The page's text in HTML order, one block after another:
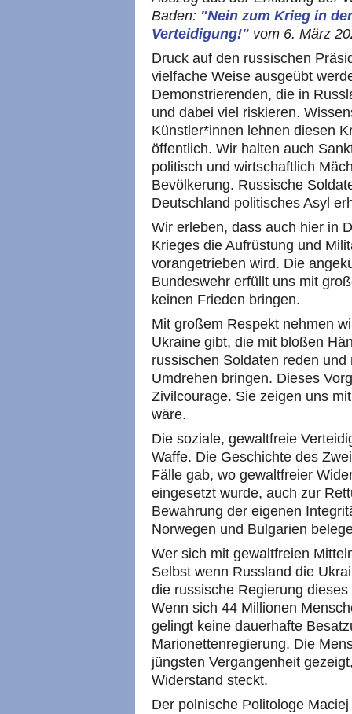
Baden: "Nein zum Krieg in
Verteidigung!" vom 6. März
Druck auf den russischen
vielfache Weise ausgeübt
Demonstrierenden, die in
und dabei viel riskieren.
Künstler*innen lehnen diesen
öffentlich. Wir halten auch
politisch und wirtschaftlich
Bevölkerung. Russische
Deutschland politisches Asyl
Wir erleben, dass auch hier in
Krieges die Aufrüstung und
vorangetrieben wird. Die
Bundeswehr erfüllt uns mit
keinen Frieden bringen.
Mit großem Respekt nehmen
Ukraine gibt, die mit bloßen
russischen Soldaten reden
Umdrehen bringen. Dieses
Zivilcourage. Sie zeigen uns
wäre.
Die soziale, gewaltfreie
Waffe. Die Geschichte des
Fälle gab, wo gewaltfreier
eingesetzt wurde, auch zur
Bewahrung der eigenen
Norwegen und Bulgarien
Wer sich mit gewaltfreien
Selbst wenn Russland die
die russische Regierung
Wenn sich 44 Millionen
gelingt keine dauerhafte
Marionettenregierung. Die
jüngsten Vergangenheit
Widerstand steckt.
Der polnische Politologe